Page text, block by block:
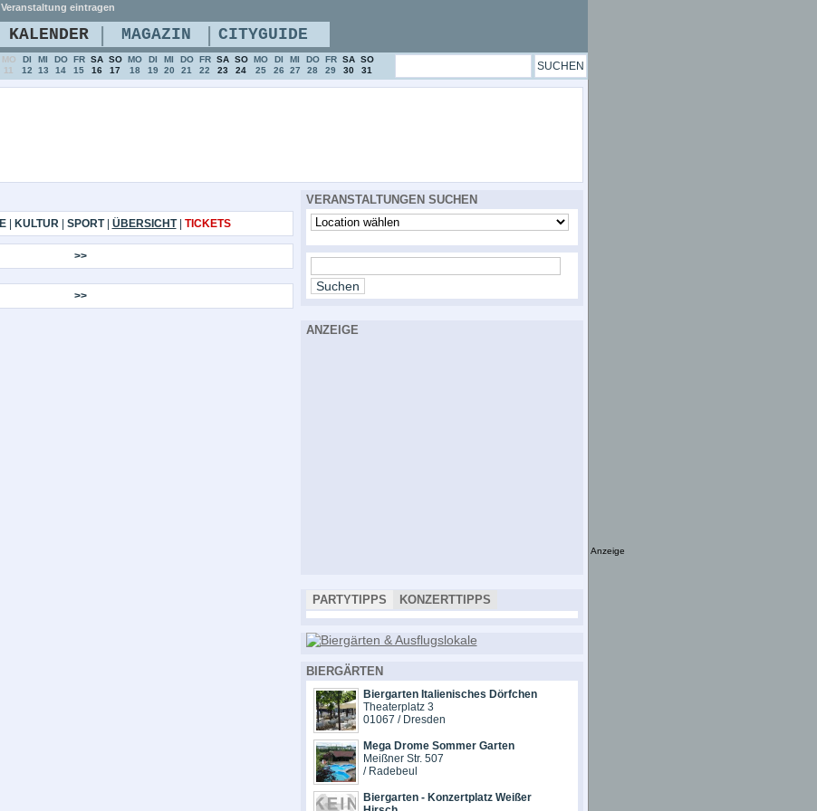
| KULTUR| SPORT| ÜBERSICHT| TICKETS
>>
>>
VERANSTALTUNGEN SUCHEN
ANZEIGE
PARTYTIPPS KONZERTTIPPS
BIERGÄRTEN
Biergarten Italienisches Dörfchen
Theaterplatz 3
01067 / Dresden
Mega Drome Sommer Garten
Meißner Str. 507
/ Radebeul
Biergarten - Konzertplatz Weißer
Veranstaltung eintragen
KALENDER | MAGAZIN | CITYGUIDE
MO
11
DI
12
MI
13
DO
14
FR
15
SA
16
SO
17
MO
18
DI
19
MI
20
DO
21
FR
22
SA
23
SO
24
MO
25
DI
26
MI
27
DO
28
FR
29
SA
30
SO
31
Anzeige